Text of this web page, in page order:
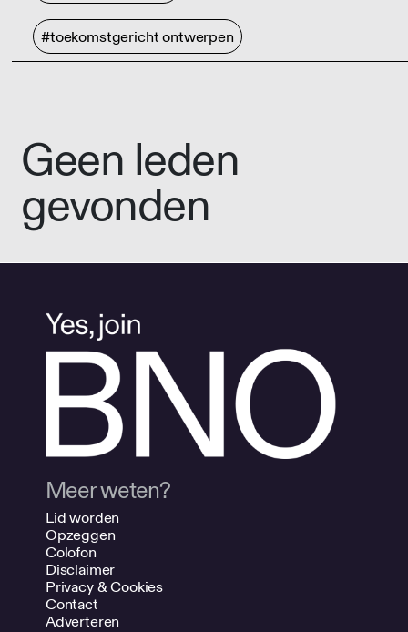
#toekomstgericht ontwerpen
Geen leden
gevonden
Meer weten?
Lid worden
Opzeggen
Colofon
Disclaimer
Privacy & Cookies
Contact
Adverteren